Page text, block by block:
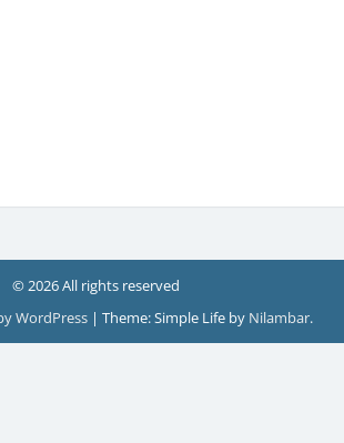
© 2026 All rights reserved
WordPress | Theme: Simple Life by Nilambar.